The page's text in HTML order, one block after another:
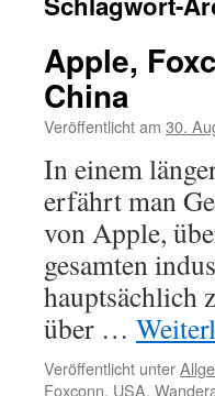
Apple,
China
Veröffentlicht am 30.
In einem
erfährt man
von Apple,
gesamten
hauptsächlich
über …
Veröffentlicht unter
Foxconn, USA,